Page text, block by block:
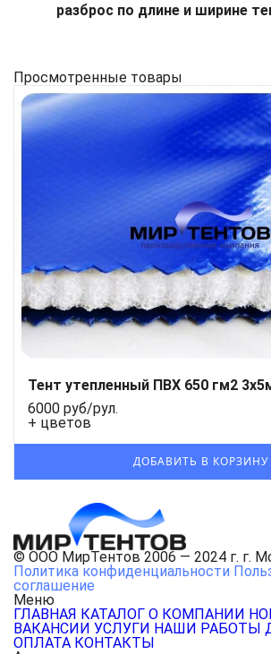
разброс по длине и ширине
Просмотренные товары
Тент утепленный ПВХ 650 гм2
6000 руб/рул.
+ цветов
© ООО МирТентов 2006 — 2024 г. г.
Политика конфиденциальности
соглашение
Меню
ГЛАВНАЯ КАТАЛОГ О КОМПАНИИ
ВАКАНСИИ УСЛУГИ НАШИ РАБОТЫ
ОПЛАТА КОНТАКТЫ